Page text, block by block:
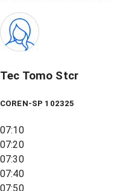
Tec Tomo Stcr
COREN-SP 102325
07:10
07:20
07:30
07:40
07:50